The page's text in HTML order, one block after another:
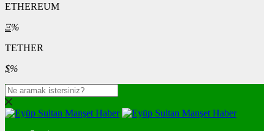
ETHEREUM
Ξ%
TETHER
$%